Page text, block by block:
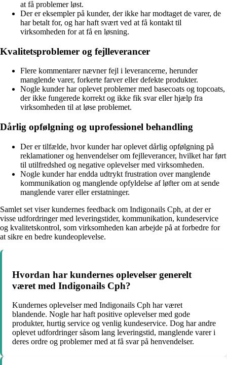
at få problemer løst.
Der er eksempler på kunder, der ikke har modtaget de varer, de
har betalt for, og har haft svært ved at få kontakt til
virksomheden for at få en løsning.
Kvalitetsproblemer og fejlleverancer
Flere kommentarer nævner fejl i leverancerne, herunder
manglende varer, forkerte farver eller defekte produkter.
Nogle kunder har oplevet problemer med basecoats og topcoats,
der ikke fungerede korrekt og ikke fik svar eller hjælp fra
virksomheden til at løse problemet.
Dårlig opfølgning og uprofessionel behandling
Der er tilfælde, hvor kunder har oplevet dårlig opfølgning på
reklamationer og henvendelser om fejlleverancer, hvilket har ført
til utilfredshed og negative oplevelser med virksomheden.
Nogle kunder har endda udtrykt frustration over manglende
kommunikation og manglende opfyldelse af løfter om at sende
manglende varer eller erstatninger.
Samlet set viser kundernes feedback om Indigonails Cph, at der er
visse udfordringer med leveringstider, kommunikation, kundeservice
og kvalitetskontrol, som virksomheden kan arbejde på at forbedre for
at sikre en bedre kundeoplevelse.
Hvordan har kundernes oplevelser generelt
været med Indigonails Cph?
Kundernes oplevelser med Indigonails Cph har været
blandende. Nogle har haft positive oplevelser med gode
produkter, hurtig service og venlig kundeservice. Dog har andre
oplevet udfordringer såsom lang leveringstid, manglende varer i
deres ordre og problemer med at få svar på henvendelser.